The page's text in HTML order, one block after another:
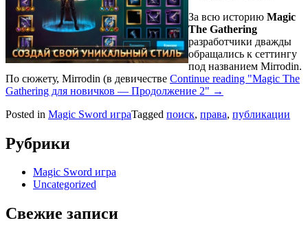
За всю историю Magic
The Gathering
разработчики дважды
обращались к сеттингу
под названием Mirrodin.
По сюжету, Mirrodin (в девичестве Continue reading "Magic The
Gathering для новичков — Продолжение 2" →
Posted in Magic Sword играTagged поиск, права, публикации
Рубрики
Magic Sword игра
Uncategorized
Свежие записи